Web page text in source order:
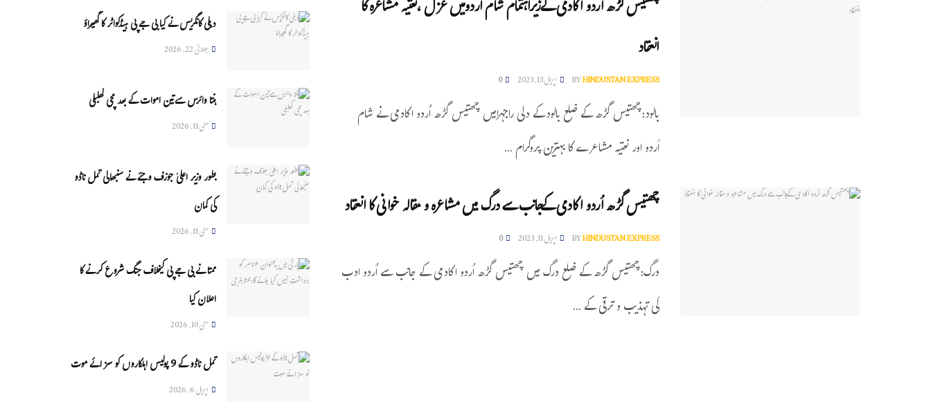
چھتیس گڑھ اُردو اکادمی کےزیراہتمام شام اُردومیں غزل ،نعتیہ مشاعرہ کا
انعقاد
BYHINDUSTAN EXPRESS اپریل 13, 2023 0
بالود:چھتیس گڑھ کے ضلع بالودکے دلی راجہرامیں چھتیس گڑھ اُردو اکادمی نے شام
اُردو اور نعتیہ مشاعرے کا بہترین پروگرام ...
چھتیس گڑھ اُردو اکادمی کےجانب سے درگ میں مشاعرہ و مقالہ خوانی کا انعقاد
BYHINDUSTAN EXPRESS اپریل 11, 2023 0
درگ:چھتیس گڑھ کے ضلع درگ میں چھتیس گڑھ اُردو اکادمی کے جانب سے اُردو ادب
کی تہذیب و ترقی کے ...
دہلی کانگریس نے کیا بی جے پی ہیڈکواٹر کا گھیراؤ
جولائی 22, 2026
ہنتا وائرس سےتین اموات کے بعد مچی کھلبلی
مئی 11, 2026
بطور وزیر اعلیٰ جوزف وجئے نے سنبھالی تمل ناڈو
کی کمان
مئی 11, 2026
ممتا نے بی جے پی کیخلاف جنگ شروع کرنے کا
اعلان کیا
مئی 10, 2026
تمل ناڈو کے 9 پولیس اہلکاروں کو سزائے موت
اپریل 6, 2026